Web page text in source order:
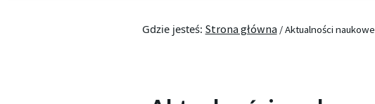
Gdzie jesteś: Strona główna /Aktualności naukowe